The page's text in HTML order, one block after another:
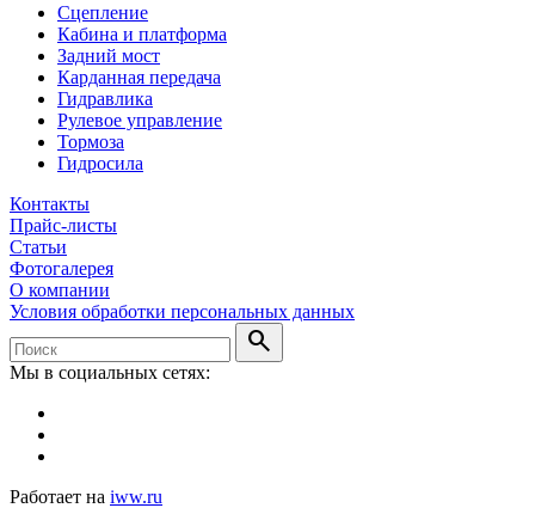
Сцепление
Кабина и платформа
Задний мост
Карданная передача
Гидравлика
Рулевое управление
Тормоза
Гидросила
Контакты
Прайс-листы
Статьи
Фотогалерея
О компании
Условия обработки персональных данных
search
Мы в социальных сетях:
Работает на iww.ru